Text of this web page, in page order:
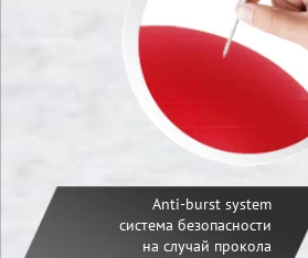
Anti-burst system
система безопасности
на случай прокола